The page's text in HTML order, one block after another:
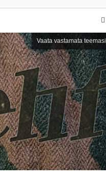
Vaata vastamata teemasi